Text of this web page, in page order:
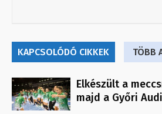
KAPCSOLÓDÓ CIKKEK TÖBB
Elkészült a
majd a Győri Audi